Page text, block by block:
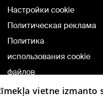
Настройки cookie
Политическая реклама
Политика
использования cookie
файлов
Добавлениеvietne izmanto